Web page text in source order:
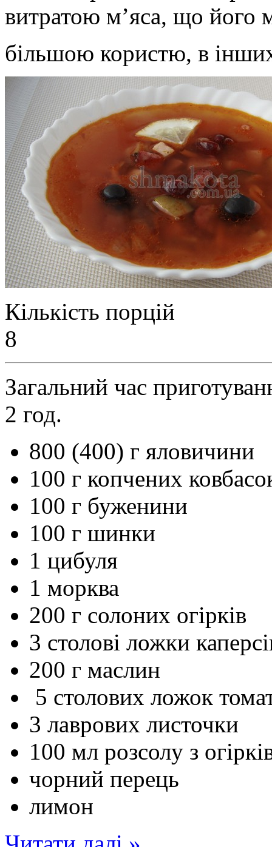
витратою м’яса, що його
більшою користю, в
Кількість порцій
8
Загальний час
2 год.
800 (400) г яловичини
100 г копчених
100 г буженини
100 г шинки
1 цибуля
1 морква
200 г солоних огірків
3 столові ложки
200 г маслин
5 столових ложок
3 лаврових листочки
100 мл розсолу з
чорний перець
лимон